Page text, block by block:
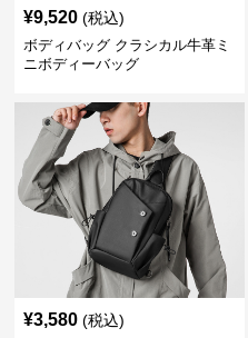
¥9,520 (税込)
ボディバッグ クラシカル牛革ミ
ニボディーバッグ
¥3,580 (税込)